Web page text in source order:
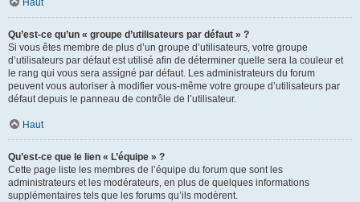
Haut
Qu’est-ce qu’un « groupe d’utilisateurs par défaut » ?
Si vous êtes membre de plus d’un groupe d’utilisateurs, votre groupe
d’utilisateurs par défaut est utilisé afin de déterminer quelle sera la couleur et
le rang qui vous sera assigné par défaut. Les administrateurs du forum
peuvent vous autoriser à modifier vous-même votre groupe d’utilisateurs par
défaut depuis le panneau de contrôle de l’utilisateur.
Haut
Qu’est-ce que le lien « L’équipe » ?
Cette page liste les membres de l’équipe du forum que sont les
administrateurs et les modérateurs, en plus de quelques informations
supplémentaires tels que les forums qu’ils modèrent.